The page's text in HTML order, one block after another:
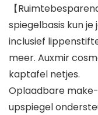
【
spiegelbasis kun
inclusief
meer. Auxmir
kaptafel netjes.
Oplaadbare
upspiegel